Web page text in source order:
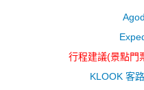
行程建議(景點門
KLOOK 客路